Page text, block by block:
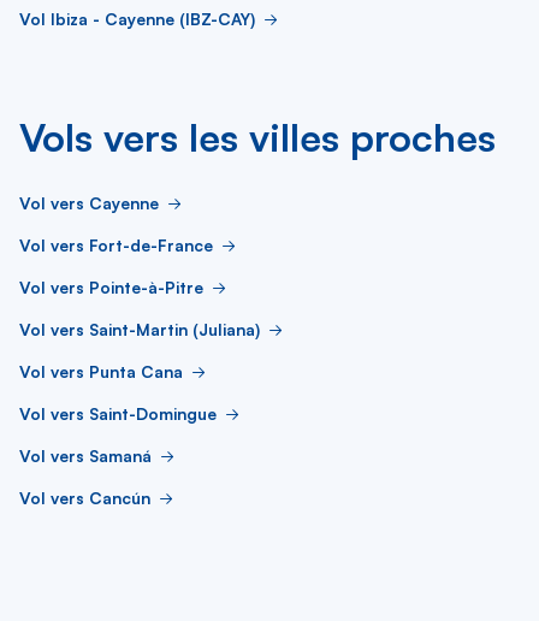
Vol Ibiza - Cayenne (IBZ-CAY)
Vols vers les villes proches
Vol vers Cayenne
Vol vers Fort-de-France
Vol vers Pointe-à-Pitre
Vol vers Saint-Martin (Juliana)
Vol vers Punta Cana
Vol vers Saint-Domingue
Vol vers Samaná
Vol vers Cancún